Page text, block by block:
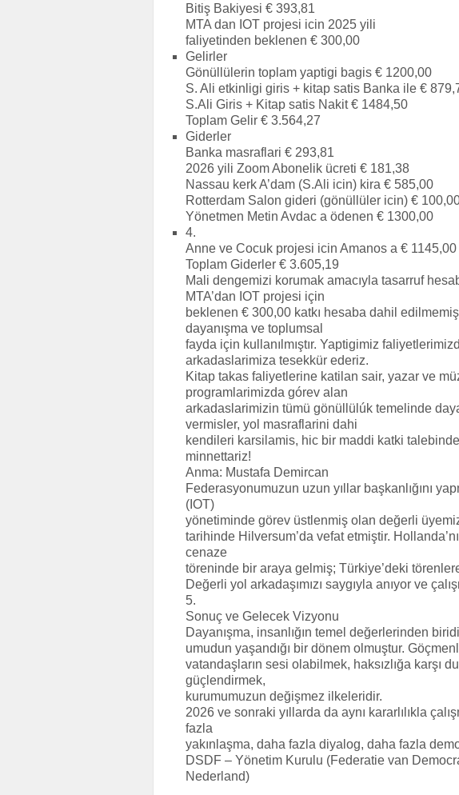
Bitiş Bakiyesi € 393,81
MTA dan IOT projesi icin 2025 yili
faliyetinden beklenen € 300,00
Gelirler
Gönüllülerin toplam yaptigi bagis € 1200,00
S. Ali etkinligi giris + kitap satis Banka ile €
S.Ali Giris + Kitap satis Nakit € 1484,50
Toplam Gelir € 3.564,27
Giderler
Banka masraflari € 293,81
2026 yili Zoom Abonelik ücreti € 181,38
Nassau kerk A’dam (S.Ali icin) kira € 585,00
Rotterdam Salon gideri (gönüllüler icin) €
Yönetmen Metin Avdac a ödenen € 1300,00
4.
Anne ve Cocuk projesi icin Amanos a € 1145,00
Toplam Giderler € 3.605,19
Mali dengemizi korumak amacıyla tasarruf
MTA’dan IOT projesi için
beklenen € 300,00 katkı hesaba dahil
dayanışma ve toplumsal
fayda için kullanılmıştır. Yaptigimiz
arkadaslarimiza tesekkür ederiz.
Kitap takas faliyetlerine katilan sair, yazar ve
programlarimizda górev alan
arkadaslarimizin tümü gönüllülúk temelinde
vermisler, yol masraflarini dahi
kendileri karsilamis, hic bir maddi katki
minnettariz!
Anma: Mustafa Demircan
Federasyonumuzun uzun yıllar başkanlığını
(IOT)
yönetiminde görev üstlenmiş olan değerli
tarihinde Hilversum’da vefat etmiştir.
cenaze
töreninde bir araya gelmiş; Türkiye’deki törenlere
Değerli yol arkadaşımızı saygıyla anıyor ve
5.
Sonuç ve Gelecek Vizyonu
Dayanışma, insanlığın temel değerlerinden
umudun yaşandığı bir dönem olmuştur.
vatandaşların sesi olabilmek, haksızlığa karşı
güçlendirmek,
kurumumuzun değişmez ilkeleridir.
2026 ve sonraki yıllarda da aynı kararlılıkla
fazla
yakınlaşma, daha fazla diyalog, daha fazla
DSDF – Yönetim Kurulu (Federatie van
Nederland)